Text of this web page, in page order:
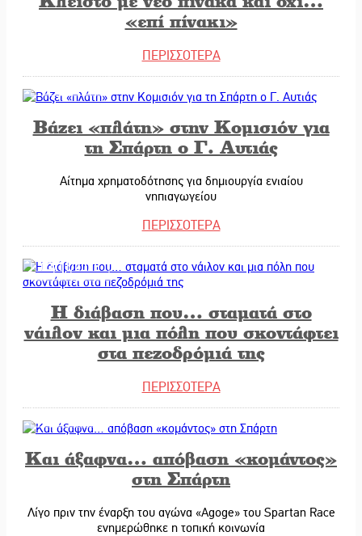
«επί πίνακι»
ΠΕΡΙΣΣΟΤΕΡΑ
04/11/2025
Βάζει «πλάτη» στην Κομισιόν για
τη Σπάρτη ο Γ. Αυτιάς
Αίτημα χρηματοδότησης για δημιουργία ενιαίου
νηπιαγωγείου
ΠΕΡΙΣΣΟΤΕΡΑ
03/11/2025
Η διάβαση που… σταματά στο
νάιλον και μια πόλη που σκοντάφτει
στα πεζοδρόμιά της
ΠΕΡΙΣΣΟΤΕΡΑ
01/11/2025
Και άξαφνα… απόβαση «κομάντος»
στη Σπάρτη
Λίγο πριν την έναρξη του αγώνα «Agoge» του Spartan Race
ενημερώθηκε η τοπική κοινωνία